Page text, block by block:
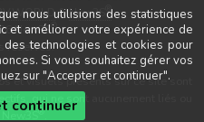
3V.WORLD&New3S ®
New3S®
réservés.
et visuels présents sur ce site sont
qui ne sont aucunement liés ou
®.
nous utilisions des statistiques
et améliorer votre expérience de
technologies et cookies pour
Si vous souhaitez gérer vos
sur "Accepter et continuer".
continuer